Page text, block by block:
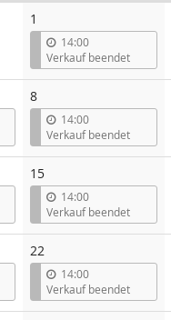
1
14:00
Verkauf beendet
8
14:00
Verkauf beendet
15
14:00
Verkauf beendet
22
14:00
Verkauf beendet